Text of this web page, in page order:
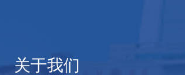
关于我们